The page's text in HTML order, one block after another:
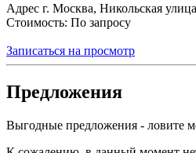
Адрес г. Москва, Никольская
Стоимость: По запросу
Записаться на просмотр
Предложения
Выгодные предложения - ловите